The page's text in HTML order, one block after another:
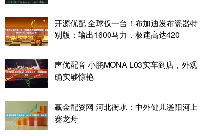
开源优配 全球仅一台！布加迪发布瓷器特
别版：输出1600马力，极速高达420
声优配音 小鹏MONA L03实车到店，外观
确实够惊艳
赢金配资网 河北衡水：中外健儿滏阳河上
赛龙舟